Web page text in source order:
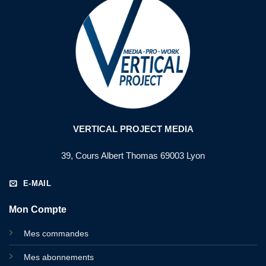
VERTICAL PROJECT MEDIA
39, Cours Albert Thomas 69003 Lyon
E-MAIL
Mon Compte
Mes commandes
Mes abonnements